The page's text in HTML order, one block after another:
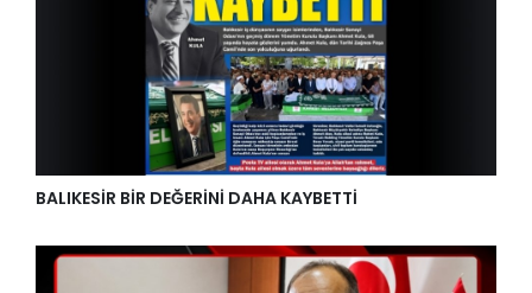
BALIKESİR BİR DEĞERİNİ DAHA KAYBETTİ